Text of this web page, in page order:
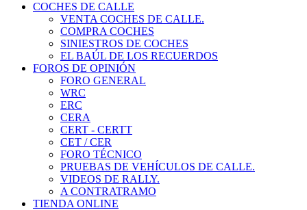
COCHES DE CALLE
VENTA COCHES DE CALLE.
COMPRA COCHES
SINIESTROS DE COCHES
EL BAÚL DE LOS RECUERDOS
FOROS DE OPINIÓN
FORO GENERAL
WRC
ERC
CERA
CERT - CERTT
CET / CER
FORO TÉCNICO
PRUEBAS DE VEHÍCULOS DE CALLE.
VIDEOS DE RALLY.
A CONTRATRAMO
TIENDA ONLINE